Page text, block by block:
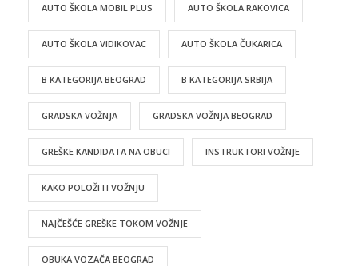
AUTO ŠKOLA MOBIL PLUS AUTO ŠKOLA RAKOVICA
AUTO ŠKOLA VIDIKOVAC AUTO ŠKOLA ČUKARICA
B KATEGORIJA BEOGRAD B KATEGORIJA SRBIJA
GRADSKA VOŽNJA GRADSKA VOŽNJA BEOGRAD
GREŠKE KANDIDATA NA OBUCI INSTRUKTORI VOŽNJE
KAKO POLOŽITI VOŽNJU
NAJČEŠĆE GREŠKE TOKOM VOŽNJE
OBUKA VOZAČA BEOGRAD